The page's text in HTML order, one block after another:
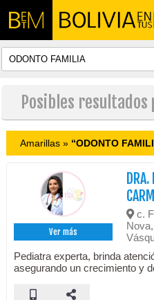
Posibles resultados
Amarillas » “ODONTO
Ver más
DRA.
c.
Pediatra experta, brinda
asegurando un crecimiento y